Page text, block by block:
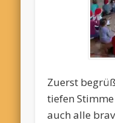
Zuerst
tiefen
auch alle